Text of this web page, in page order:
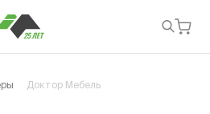
Доктор Мебель